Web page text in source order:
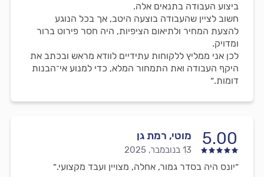
ביצוע העבודה בתנאים אלה.
חשוב לציין שהעבודה בוצעה היטב, אך בכל הנוגע
להצעת המחיר ולתיאום הציפיות, היה חסר פירוט ברור
ומדויק.
לכן אני ממליץ ללקוחות עתידיים לוודא מראש ובכתב את
היקף העבודה ואת התמחור המלא, כדי למנוע אי־הבנות
דומות.״
5.00 מוטי, רמת גן
13 בנובמבר, 2025
״יונס היה בסדר גמור, אחלה, מצויין ועבד מקצועי.״